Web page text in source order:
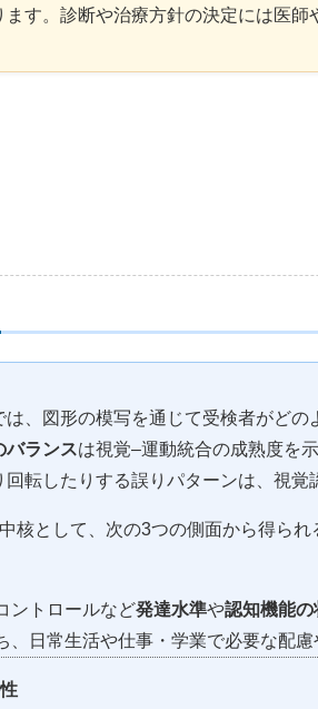
す。診断や治療方針の決定には医
は、図形の模写を通じて受検者がど
バランスは視覚–運動統合の成熟度を示
転したりする誤りパターンは、視
核として、次の3つの側面から得られ
ントロールなど発達水準や認知機能の
、日常生活や仕事・学業で必要な配慮